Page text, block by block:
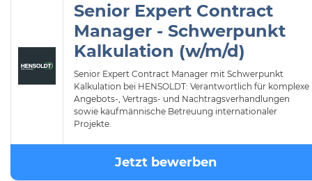
Senior Expert Contract
Manager - Schwerpunkt
Kalkulation (w/m/d)
Senior Expert Contract Manager mit Schwerpunkt
Kalkulation bei HENSOLDT: Verantwortlich für komplexe
Angebots-, Vertrags- und Nachtragsverhandlungen
sowie kaufmännische Betreuung internationaler
Projekte.
Jetzt bewerben